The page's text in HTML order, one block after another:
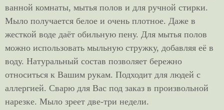
ванной комнаты, мытья полов и для ручной стирки.
Мыло получается белое и очень плотное. Даже в
жесткой воде даёт обильную пену. Для мытья полов
можно использовать мыльную стружку, добавляя её в
воду. Натуральный состав позволяет бережно
относиться к Вашим рукам. Подходит для людей с
аллергией. Сварю для Вас под заказ в произвольной
нарезке. Мыло зреет две-три недели.